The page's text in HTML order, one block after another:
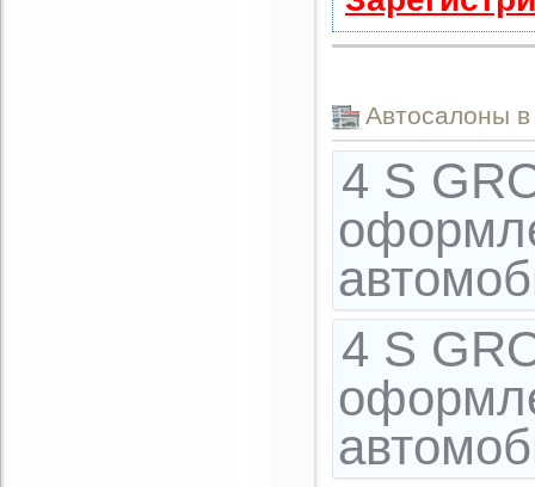
Автоcалоны
4 S
4 S